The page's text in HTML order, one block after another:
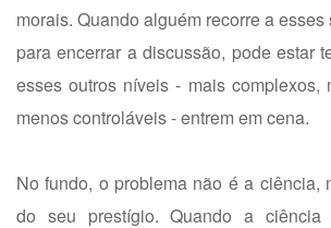
morais. Quando alguém recorre a
para encerrar a discussão, pode estar
esses outros níveis - mais complexos,
menos controláveis - entrem em cena.
No fundo, o problema não é a ciência,
do seu prestígio. Quando a